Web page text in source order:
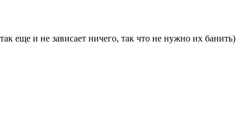
еще и не зависает ничего, так что не нужно их банить)